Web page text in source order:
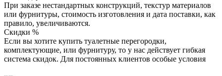
При заказе нестандартных конструкций, текстур материалов
или фурнитуры, стоимость изготовления и дата поставки, как
правило, увеличиваются.
Скидки %
Если вы хотите купить туалетные перегородки,
комплектующие, или фурнитуру, то у нас действует гибкая
система скидок. Для постоянных клиентов особые условия